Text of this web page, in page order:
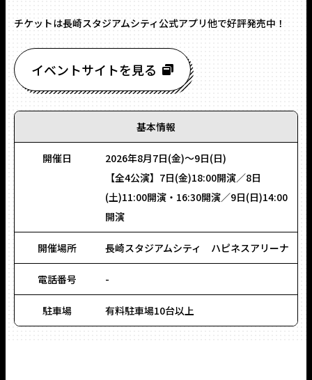
チケットは長崎スタジアムシティ公式アプリ他で好評発売中！
イベントサイトを見る
基本情報
開催日
2026年8月7日(金)～9日(日)
【全4公演】7日(金)18:00開演／8日
(土)11:00開演・16:30開演／9日(日)14:00
開演
開催場所 長崎スタジアムシティ ハピネスアリーナ
電話番号 -
駐車場 有料駐車場10台以上